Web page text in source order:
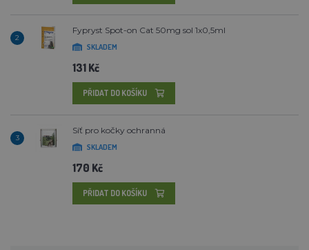
2
Fypryst Spot-on Cat 50mg sol 1x0,5ml
SKLADEM
131 Kč
PŘIDAT DO KOŠÍKU
3
Síť pro kočky ochranná
SKLADEM
170 Kč
PŘIDAT DO KOŠÍKU